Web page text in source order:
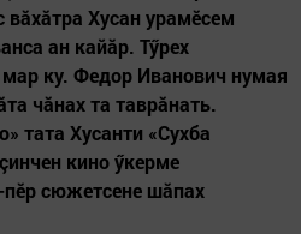
Хусан урамӗсем
ан кайăр. Тӳрех
мар ку. Федор Иванович нумая
чăнах та таврăнать.
тата Хусанти «Сухба
кино ӳкерме
пӗр сюжетсене шăпах